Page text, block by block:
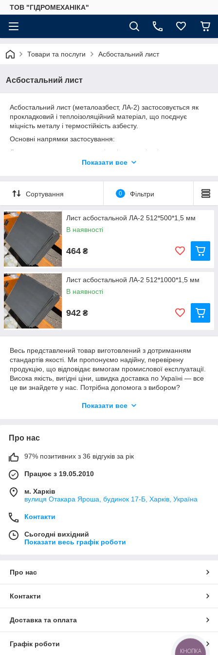
ТОВ "ГІДРОМЕХАНІКА"
Товари та послуги Асбостальний лист
Асбостальний лист
Асбостальний лист (металоазбест, ЛА-2) застосовується як
прокладковий і теплоізоляційний матеріал, що поєднує
міцність металу і термостійкість азбесту.
Основні напрямки застосування:
Для виготовлення прокладок і ущільнювачів між металевими
поверхнями в умовах підвищеної температури і тиску.
згоряння — для герметизації стиків головки блоку циліндрів
карбюраторних і дизельних двигунів.
Застосовується для ущільнення фланцевих з'єднань, систем
випуску вихлопних газів, а також з'єднань, схильних до
вібрації та нагрівання.
У машинобудуванні та суднобудуванні — для ізоляції гарячих
поверхонь, вихлопних колекторів, турбін, компресорів.
У теплотехнічному обладнанні — як жаростійкий
теплообмінників.
Асбостальний лист витримує температуру до +500 °C, має
високу міцність, стійкість до вібрацій і термоударів, що робить
його незамінним матеріалом для експлуатації в жарових,
механічно навантажених і газових середовищах.
Показати все
Сортування 0 Фільтри
Лист асбостальной ЛА-2 512*500*1,5 мм
В наявності
464 ₴
Лист асбостальной ЛА-2 512*1000*1,5 мм
В наявності
942 ₴
Весь представлений товар виготовлений з дотриманням
стандартів якості. Ми пропонуємо надійну, перевірену
продукцію, що відповідає вимогам промислової експлуатації.
Висока якість, вигідні ціни, швидка доставка по Україні — все
це ви знайдете у нас. Потрібна допомога з вибором?
варіант під ваші завдання та умови роботи.
Показати все
Про нас
97% позитивних з 36 відгуків за рік
Працює з 19.05.2010
м. Харків
вулиця Отакара Яроша, будинок 17-Б, Харків, Україна
Контакти
Сьогодні вихідний
Показати весь графік роботи
Про нас
Контакти
Доставка та оплата
Графік роботи
КНОПКА